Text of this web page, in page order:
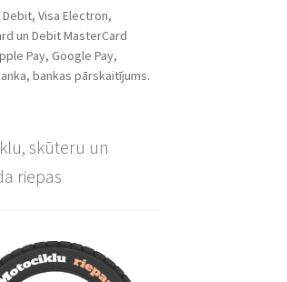
Debit, Visa Electron,
un Debit MasterCard
Pay, Google Pay,
bankas pārskaitījums.
skūteru un
riepas